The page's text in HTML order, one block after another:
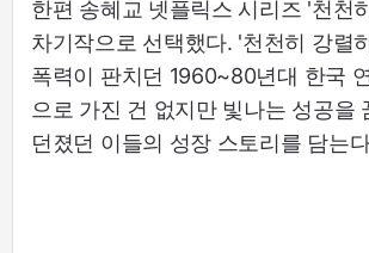
한편 송혜교 넷플릭스 시리즈 '천천
차기작으로 선택했다. '천천히 강렬
폭력이 판치던 1960~80년대 한국
으로 가진 건 없지만 빛나는 성공을
던졌던 이들의 성장 스토리를 담는